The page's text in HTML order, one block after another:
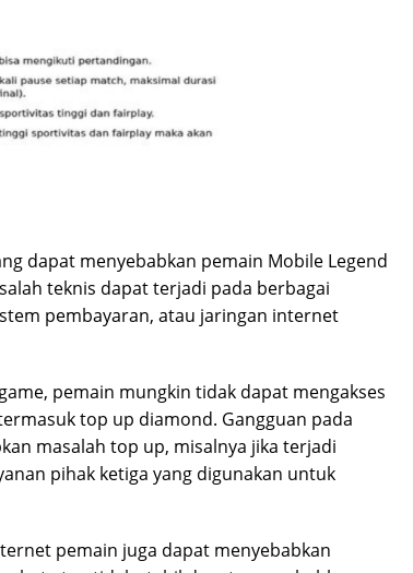
dapat menyebabkan pemain Mobile Legend
teknis dapat terjadi pada berbagai
pembayaran, atau jaringan internet
pemain mungkin tidak dapat mengakses
top up diamond. Gangguan pada
masalah top up, misalnya jika terjadi
pihak ketiga yang digunakan untuk
pemain juga dapat menyebabkan